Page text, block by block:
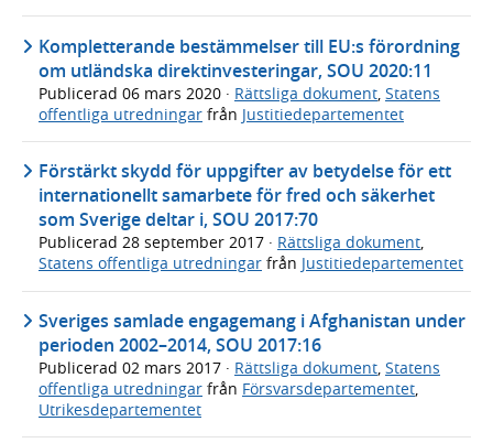
Kompletterande bestämmelser till EU:s förordning
om utländska direktinvesteringar, SOU 2020:11
Publicerad 06 mars 2020 · Rättsliga dokument Statens
offentliga utredningar från Justitiedepartementet
Förstärkt skydd för uppgifter av betydelse för ett
internationellt samarbete för fred och säkerhet
som Sverige deltar i, SOU 2017:70
Publicerad 28 september 2017 · Rättsliga dokument,
Statens offentliga utredningar från Justitiedepartementet
Sveriges samlade engagemang i Afghanistan under
perioden 2002–2014, SOU 2017:16
Publicerad 02 mars 2017 · Rättsliga dokument, Statens
offentliga utredningar från Försvarsdepartementet,
Utrikesdepartementet